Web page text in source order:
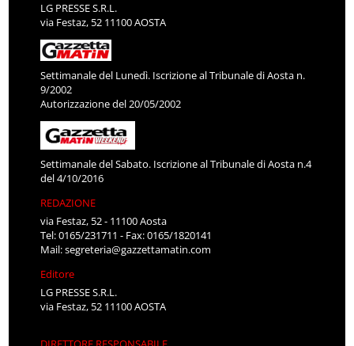
LG PRESSE S.R.L.
via Festaz, 52 11100 AOSTA
Settimanale del Lunedì. Iscrizione al Tribunale di Aosta n.
9/2002
Autorizzazione del 20/05/2002
Settimanale del Sabato. Iscrizione al Tribunale di Aosta n.4
del 4/10/2016
REDAZIONE
via Festaz, 52 - 11100 Aosta
Tel: 0165/231711 - Fax: 0165/1820141
Mail:segreteria@gazzettamatin.com
Editore
LG PRESSE S.R.L.
via Festaz, 52 11100 AOSTA